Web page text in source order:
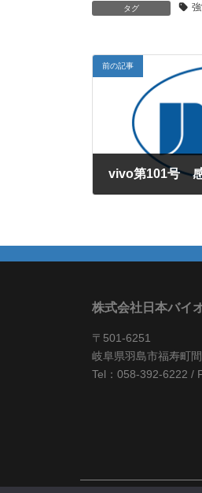
タグ
前の記事
株式会社日本バイ
〒501-6251
岐阜県羽島市福寿町
Tel：058-392-6222 /